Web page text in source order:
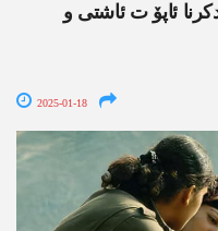
ئاپۆ ت ئاشتی و
2025-01-18